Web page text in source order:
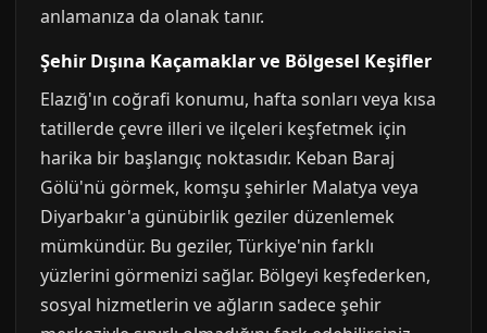
anlamanıza da olanak tanır.
Şehir Dışına Kaçamaklar ve Bölgesel Keşifler
Elazığ'ın coğrafi konumu, hafta sonları veya kısa
tatillerde çevre illeri ve ilçeleri keşfetmek için
harika bir başlangıç noktasıdır. Keban Baraj
Gölü'nü görmek, komşu şehirler Malatya veya
Diyarbakır'a günübirlik geziler düzenlemek
mümkündür. Bu geziler, Türkiye'nin farklı
yüzlerini görmenizi sağlar. Bölgeyi keşfederken,
sosyal hizmetlerin ve ağların sadece şehir